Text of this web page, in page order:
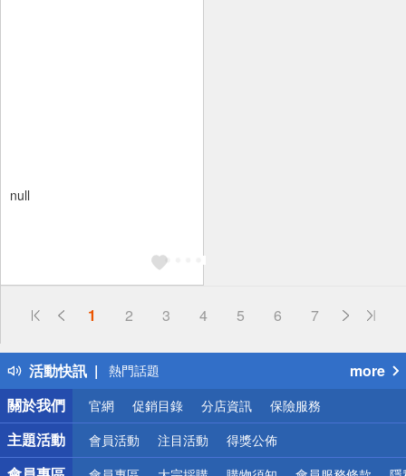
null
1 2 3 4 5 6 7
活動快訊
偏遠地區配送
得獎公告
熱門話題
銀行優惠
偏遠地區配送
詐騙網頁！請小心！
more
關於我們
官網 促銷目錄 分店資訊 保險服務
主題活動 會員活動 注目活動 得獎公佈